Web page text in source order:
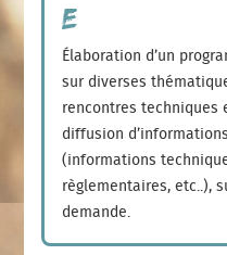
e
Élaboration d’un
sur diverses
rencontres techniques
diffusion
(informations
règlementaires, etc..),
demande.